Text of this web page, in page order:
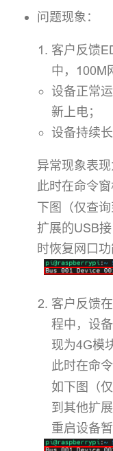
问题现象：
客户反馈
中，100M
设备正常
新上电；
设备持续
异常现象表
此时在命令
下图（仅查
扩展的USB
时恢复网口功
客户反馈
程中，设
现为4G模
此时在命
如下图（
到其他扩
重启设备